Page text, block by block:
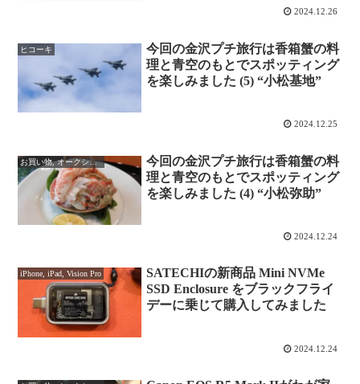
2024.12.26
ヒコーキ
今回の金沢プチ旅行は香箱蟹の料
理と青空のもとでスポッティング
を楽しみました (5) “小松基地”
2024.12.25
お買い物, オークション
今回の金沢プチ旅行は香箱蟹の料
理と青空のもとでスポッティング
を楽しみました (4) “小松弥助”
2024.12.24
iPhone, iPad, Vision Pro
SATECHIの新商品 Mini NVMe
SSD Enclosure をブラックフライ
デーに乗じて購入してみました
2024.12.24